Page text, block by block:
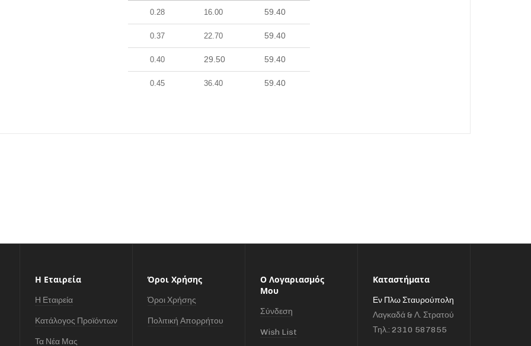
0.28 16.00 59.40
0.37 22.70 59.40
0.40 29.50 59.40
0.45 36.40 59.40
Η Εταιρεία
Η Εταιρεία
Κατάλογος Προϊόντων
Τα Νέα Μας
Όροι Χρήσης
Όροι Χρήσης
Πολιτική Απορρήτου
Ο Λογαριασμός
Μου
Σύνδεση
Wish List
Καταστήματα
Εν Πλω Σταυρούπολη
Λαγκαδά & Λ. Στρατού
Τηλ.: 2310 587855